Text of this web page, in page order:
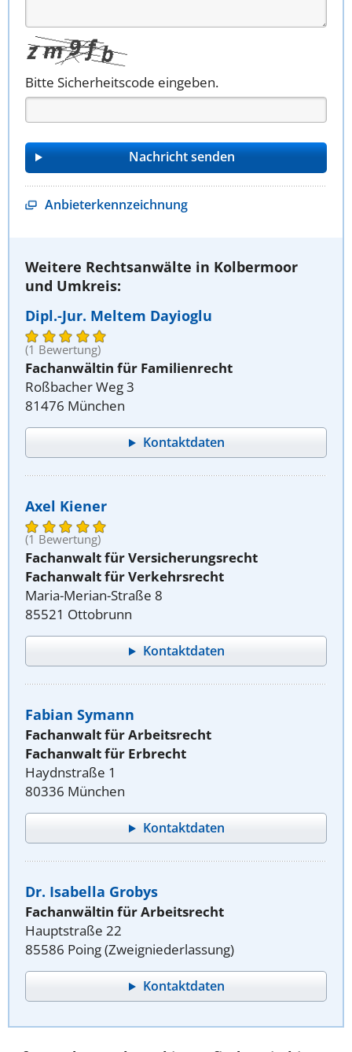
Bitte Sicherheitscode eingeben.
Anbieterkennzeichnung
Weitere Rechtsanwälte in Kolbermoor
und Umkreis:
Dipl.-Jur. Meltem Dayioglu
(1 Bewertung)
Fachanwältin für Familienrecht
Roßbacher Weg 3
81476 München
Kontaktdaten
Axel Kiener
(1 Bewertung)
Fachanwalt für Versicherungsrecht
Fachanwalt für Verkehrsrecht
Maria-Merian-Straße 8
85521 Ottobrunn
Kontaktdaten
Fabian Symann
Fachanwalt für Arbeitsrecht
Fachanwalt für Erbrecht
Haydnstraße 1
80336 München
Kontaktdaten
Dr. Isabella Grobys
Fachanwältin für Arbeitsrecht
Hauptstraße 22
85586 Poing (Zweigniederlassung)
Kontaktdaten